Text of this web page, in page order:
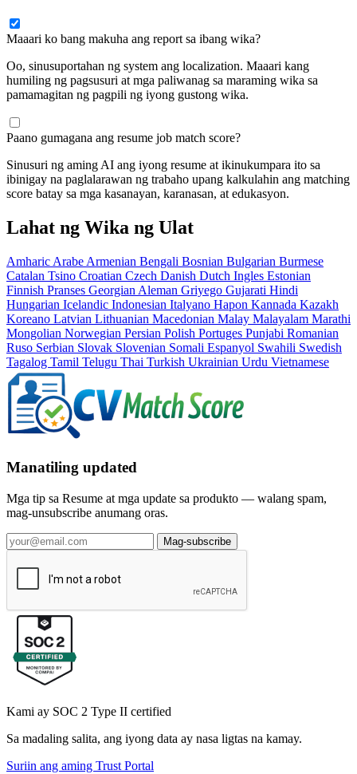
Maaari ko bang makuha ang report sa ibang wika?
Oo, sinusuportahan ng system ang localization. Maaari kang
humiling ng pagsusuri at mga paliwanag sa maraming wika sa
pamamagitan ng pagpili ng iyong gustong wika.
Paano gumagana ang resume job match score?
Sinusuri ng aming AI ang iyong resume at ikinukumpara ito sa
ibinigay na paglalarawan ng trabaho upang kalkulahin ang matching
score batay sa mga kasanayan, karanasan, at edukasyon.
Lahat ng Wika ng Ulat
Amharic Arabe Armenian Bengali Bosnian Bulgarian Burmese
Catalan Tsino Croatian Czech Danish Dutch Ingles Estonian
Finnish Pranses Georgian Aleman Griyego Gujarati Hindi
Hungarian Icelandic Indonesian Italyano Hapon Kannada Kazakh
Koreano Latvian Lithuanian Macedonian Malay Malayalam Marathi
Mongolian Norwegian Persian Polish Portuges Punjabi Romanian
Ruso Serbian Slovak Slovenian Somali Espanyol Swahili Swedish
Tagalog Tamil Telugu Thai Turkish Ukrainian Urdu Vietnamese
Manatiling updated
Mga tip sa Resume at mga update sa produkto — walang spam,
mag-unsubscribe anumang oras.
Mag-subscribe
Kami ay SOC 2 Type II certified
Sa madaling salita, ang iyong data ay nasa ligtas na kamay.
Suriin ang aming Trust Portal